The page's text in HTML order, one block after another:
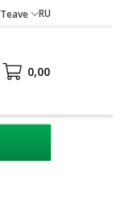
Teave RU
0,00